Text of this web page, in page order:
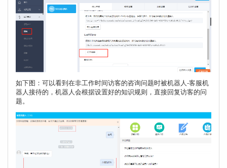
如下图：可以看到在非工作时间访客的咨询问题时被机器人-客服机
器人接待的，机器人会根据设置好的知识规则，直接回复访客的问
题。